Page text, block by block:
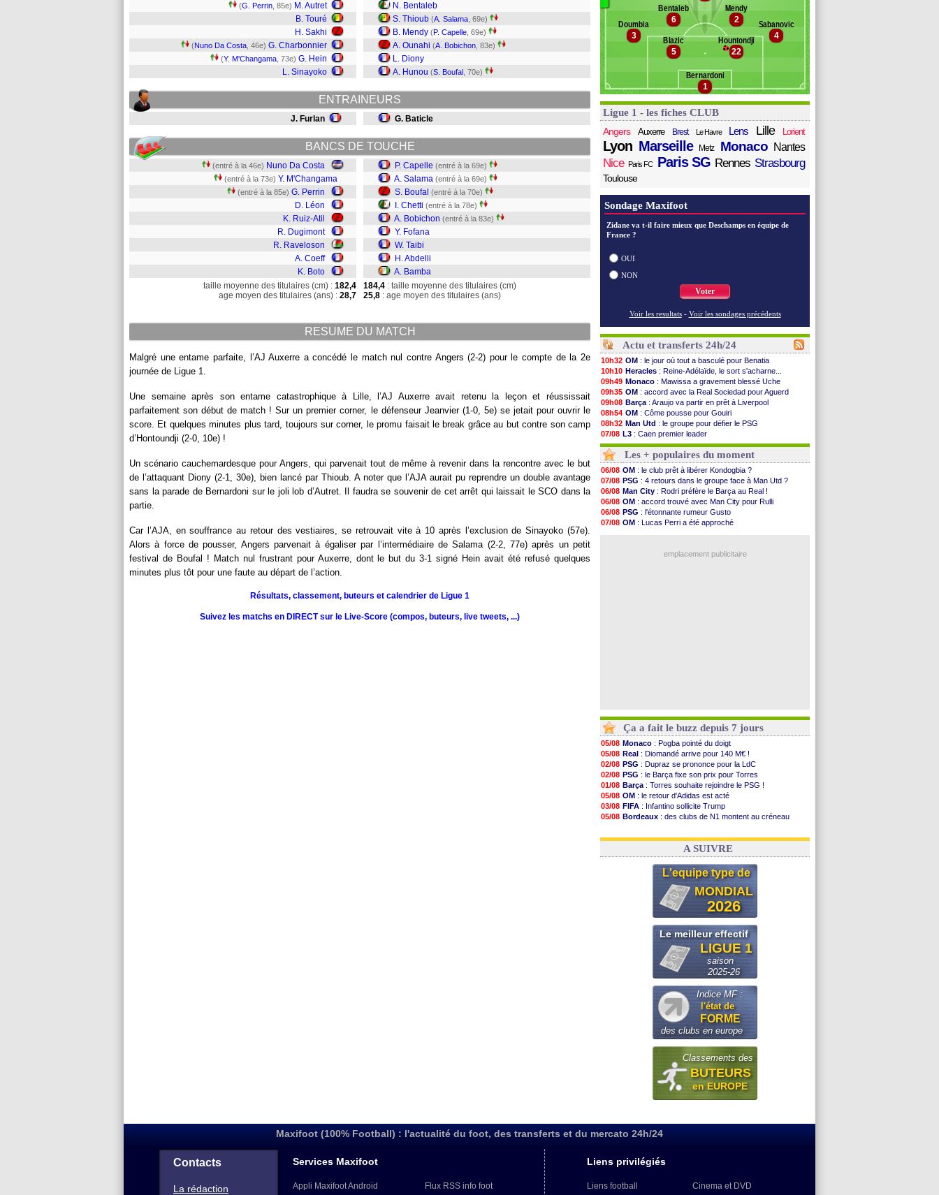
(G. Perrin , 85e) M. Autret
B. Touré
H. Sakhi
(Nuno Da Costa , 46e) G. Charbonnier
(Y. M'Changama , 73e) G. Hein
L. Sinayoko
N. Bentaleb
S. Thioub (A. Salama , 69e)
B. Mendy (P. Capelle , 69e)
A. Ounahi (A. Bobichon , 83e)
L. Diony
A. Hunou (S. Boufal , 70e)
ENTRAINEURS
J. Furlan G. Baticle
BANCS DE TOUCHE
(entré à la 46e) Nuno Da Costa
(entré à la 73e) Y. M'Changama
(entré à la 85e) G. Perrin
D. Léon
K. Ruiz-Atil
R. Dugimont
R. Raveloson
A. Coeff
K. Boto
P. Capelle (entré à la 69e)
A. Salama (entré à la 69e)
S. Boufal (entré à la 70e)
I. Chetti (entré à la 78e)
A. Bobichon (entré à la 83e)
Y. Fofana
W. Taibi
H. Abdelli
A. Bamba
taille moyenne des titulaires (cm) : 182,4
age moyen des titulaires (ans) : 28,7
184,4 : taille moyenne des titulaires (cm)
25,8 : age moyen des titulaires (ans)
RESUME DU MATCH
Malgré une entame parfaite, l’AJ Auxerre a concédé le match nul contre Angers (2-2) pour le compte de la 2e
journée de Ligue 1.
Une semaine après son entame catastrophique à Lille, l’AJ Auxerre avait retenu la leçon et réussissait
parfaitement son début de match ! Sur un premier corner, le défenseur Jeanvier (1-0, 5e) se jetait pour ouvrir le
score. Et quelques minutes plus tard, toujours sur corner, le promu faisait le break grâce au but contre son camp
d’Hontoundji (2-0, 10e) !
Un scénario cauchemardesque pour Angers, qui parvenait tout de même à revenir dans la rencontre avec le but
de l’attaquant Diony (2-1, 30e), bien lancé par Thioub. A noter que l’AJA aurait pu reprendre un double avantage
sans la parade de Bernardoni sur le joli lob d’Autret. Il faudra se souvenir de cet arrêt qui laissait le SCO dans la
partie.
Car l’AJA, en souffrance au retour des vestiaires, se retrouvait vite à 10 après l’exclusion de Sinayoko (57e).
Alors à force de pousser, Angers parvenait à égaliser par l’intermédiaire de Salama (2-2, 77e) après un petit
festival de Boufal ! Match nul frustrant pour Auxerre, dont le but du 3-1 signé Hein avait été refusé quelques
minutes plus tôt pour une faute au départ de l’action.
Résultats, classement, buteurs et calendrier de Ligue 1
Suivez les matchs en DIRECT sur le Live-Score (compos, buteurs, live tweets, ...)
Bobichon
Fofana
1
Bernardoni
22
Hountondji
5
Blazic 4
Sabanovic
3
Doumbia 2
Mendy
6
Bentaleb
Ligue 1 - les fiches CLUB
Angers
Auxerre Brest Le Havre Lens Lille Lorient
Lyon Marseille Metz Monaco Nantes
Nice Paris FC Paris SG Rennes Strasbourg
Toulouse
Sondage Maxifoot
Zidane va t-il faire mieux que Deschamps en équipe de
France ?
OUI
NON
Voter
Voir les resultats - Voir les sondages précédents
Actu et transferts 24h/24
10h32 OM : le jour où tout a basculé pour Benatia
10h10 Heracles : Reine-Adélaïde, le sort s'acharne...
09h49 Monaco : Mawissa a gravement blessé Uche
09h35 OM : accord avec la Real Sociedad pour Aguerd
09h08 Barça : Araujo va partir en prêt à Liverpool
08h54 OM : Côme pousse pour Gouiri
08h32 Man Utd : le groupe pour défier le PSG
07/08 L3 : Caen premier leader
07/08 OM: Højbjerg, son agent maintient le suspense
07/08
OM: Gouiri évoque son avenir
07/08 Leipzig: le transfert d'Asllani tombe à l'eau
07/08 L3: 1ère utilisation du Football Video Support
07/08 OM: Benatia envoie une pique à Longoria
07/08 Villarreal : Al-Ahli veut Pape Gueye
07/08 Lyon: la dernière saison de Fonseca ?
07/08 OM: un nouveau prétendant pour Højbjerg
07/08 Brest: un gardien norvégien en approche ?
: Kevin Carlos va partir en Italie
Les + populaires du moment
06/08 OM : le club prêt à libérer Kondogbia ?
07/08 PSG : 4 retours dans le groupe face à Man Utd ?
06/08 Man City : Rodri préfère le Barça au Real !
06/08 OM : accord trouvé avec Man City pour Rulli
06/08 PSG : l'étonnante rumeur Gusto
07/08 OM : Lucas Perri a été approché
emplacement publicitaire
Ça a fait le buzz depuis 7 jours
05/08 Monaco : Pogba pointé du doigt
05/08 Real : Diomandé arrive pour 140 M€ !
02/08 PSG : Dupraz se prononce pour la LdC
02/08 PSG : le Barça fixe son prix pour Torres
01/08 Barça : Torres souhaite rejoindre le PSG !
05/08 OM : le retour d'Adidas est acté
03/08 FIFA : Infantino sollicite Trump
05/08 Bordeaux : des clubs de N1 montent au créneau
03/08 Real: le démenti de Leipzig pour Diomandé
A SUIVRE
L'equipe type de
MONDIAL
2026
Le meilleur effectif
LIGUE 1
saison
2025-26
Indice MF :
l'état de
FORME
des clubs en europe
Classements des
BUTEURS
en EUROPE
Maxifoot (100% Football) : l'actualité du foot, des transferts et du mercato 24h/24
Contacts
La rédaction
Services Maxifoot
Appli Maxifoot Android
Flux RSS info foot
Liens privilégiés
Liens football
Cinema et DVD